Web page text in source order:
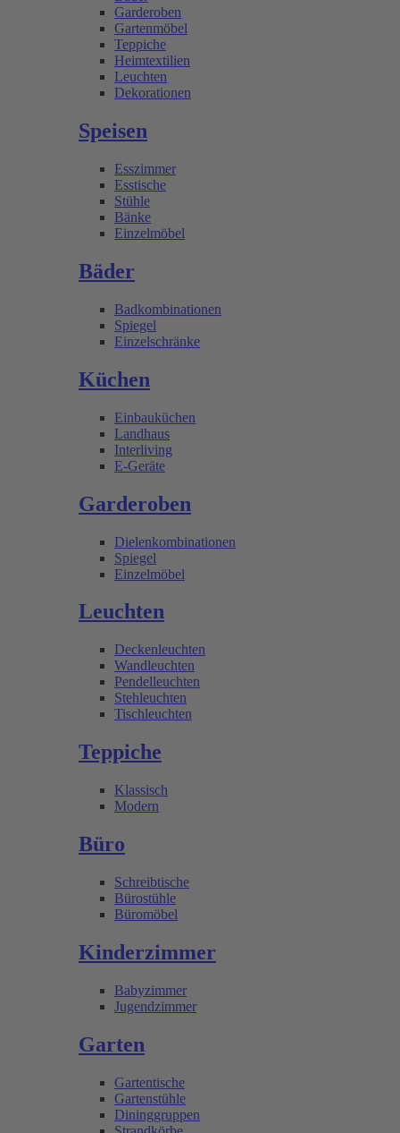
Garderoben
Gartenmöbel
Teppiche
Heimtextilien
Leuchten
Dekorationen
Speisen
Esszimmer
Esstische
Stühle
Bänke
Einzelmöbel
Bäder
Badkombinationen
Spiegel
Einzelschränke
Küchen
Einbauküchen
Landhaus
Interliving
E-Geräte
Garderoben
Dielenkombinationen
Spiegel
Einzelmöbel
Leuchten
Deckenleuchten
Wandleuchten
Pendelleuchten
Stehleuchten
Tischleuchten
Teppiche
Klassisch
Modern
Büro
Schreibtische
Bürostühle
Büromöbel
Kinderzimmer
Babyzimmer
Jugendzimmer
Garten
Gartentische
Gartenstühle
Dininggruppen